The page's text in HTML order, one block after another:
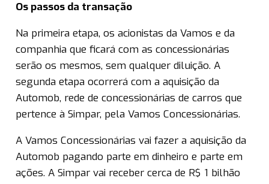
Os passos da transação
Na primeira etapa, os acionistas da Vamos e da
companhia que ficará com as concessionárias
serão os mesmos, sem qualquer diluição. A
segunda etapa ocorrerá com a aquisição da
Automob, rede de concessionárias de carros que
pertence à Simpar, pela Vamos Concessionárias.
A Vamos Concessionárias vai fazer a aquisição da
Automob pagando parte em dinheiro e parte em
ações. A Simpar vai receber cerca de R$ 1 bilhão